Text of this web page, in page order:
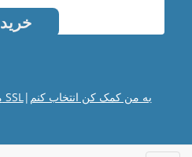
خرید
مشاهده همه گواهینامه های SSL | به من کمک کن انتخاب کنم